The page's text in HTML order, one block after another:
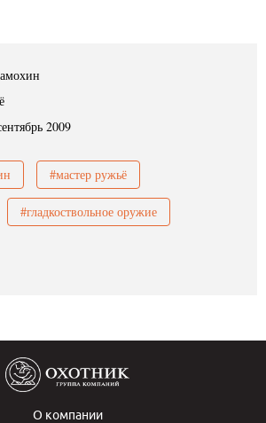
2009
#мастер ружьё
#гладкоствольное оружие
О компании